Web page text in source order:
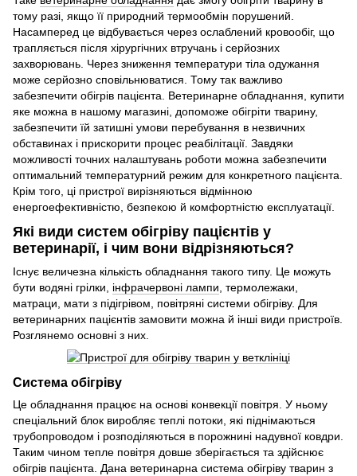
тому разі, якщо її природний термообмін порушений.
Насамперед це відбувається через ослаблений кровообіг, що
трапляється після хірургічних втручань і серйозних
захворювань. Через зниження температури тіла одужання
може серйозно сповільнюватися. Тому так важливо
забезпечити обігрів пацієнта. Ветеринарне обладнання, купити
яке можна в нашому магазині, допоможе обігріти тварину,
забезпечити їй затишні умови перебування в незвичних
обставинах і прискорити процес реабілітації. Завдяки
можливості точних налаштувань роботи можна забезпечити
оптимальний температурний режим для конкретного пацієнта.
Крім того, ці пристрої вирізняються відмінною
енергоефективністю, безпекою й комфортністю експлуатації.
Які види систем обігріву пацієнтів у
ветеринарії, і чим вони відрізняються?
Існує величезна кількість обладнання такого типу. Це можуть
бути водяні грілки, інфрачервоні лампи , термолежаки,
матраци, мати з підігрівом, повітряні системи обігріву. Для
ветеринарних пацієнтів замовити можна й інші види пристроїв.
Розглянемо основні з них.
Система обігріву
Це обладнання працює на основі конвекції повітря. У ньому
спеціальний блок виробляє теплі потоки, які піднімаються
трубопроводом і розподіляються в порожнині надувної ковдри.
Таким чином тепле повітря довше зберігається та здійснює
обігрів пацієнта. Дана ветеринарна система обігріву тварин з